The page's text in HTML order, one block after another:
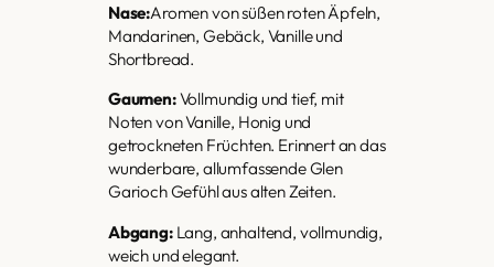
Nase:Aromen von süßen roten Äpfeln,
Mandarinen, Gebäck, Vanille und
Shortbread.
Gaumen:Vollmundig und tief, mit
Noten von Vanille, Honig und
getrockneten Früchten. Erinnert an das
wunderbare, allumfassende Glen
Garioch Gefühl aus alten Zeiten.
Abgang:Lang, anhaltend, vollmundig,
weich und elegant.